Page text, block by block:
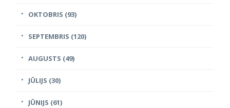
OKTOBRIS (93)
SEPTEMBRIS (120)
AUGUSTS (49)
JŪLIJS (30)
JŪNIJS (61)